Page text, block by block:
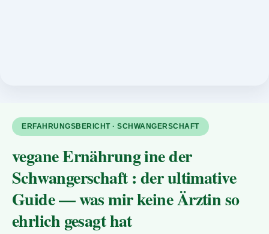
ERFAHRUNGSBERICHT · SCHWANGERSCHAFT
vegane Ernährung ine der
Schwangerschaft : der ultimative
Guide — was mir keine Ärztin so
ehrlich gesagt hat